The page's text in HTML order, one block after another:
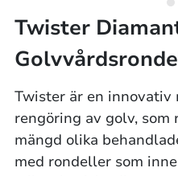
Twister
Twister är en innovativ
rengöring av golv, som
mängd olika
med rondeller som